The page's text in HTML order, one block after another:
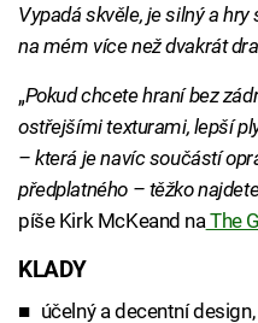
Vypadá skvěle, je silný a
na mém více než dvakrát
„Pokud chcete hraní bez
ostřejšími texturami, lepší
– která je navíc součástí
předplatného – těžko
píše Kirk McKeand naThe
KLADY
účelný a decentní